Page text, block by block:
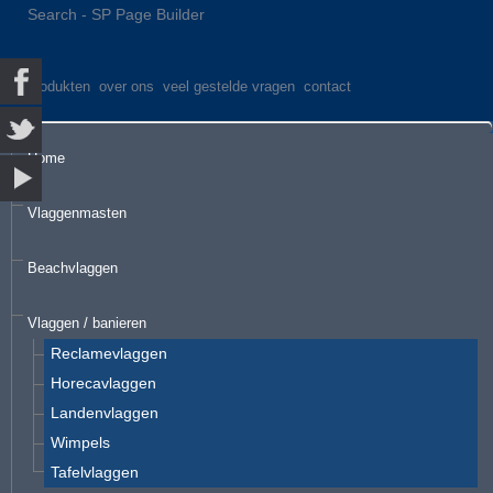
Search - SP Page Builder
produkten over ons veel gestelde vragen contact
Home
Vlaggenmasten
Beachvlaggen
Vlaggen / banieren
Reclamevlaggen
Horecavlaggen
Landenvlaggen
Wimpels
Tafelvlaggen